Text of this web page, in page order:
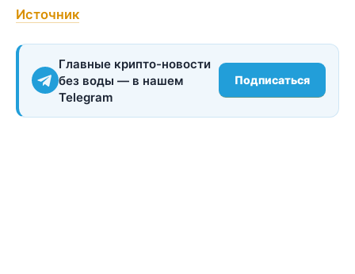
Источник
Главные крипто-новости
без воды — в нашем
Telegram
Подписаться